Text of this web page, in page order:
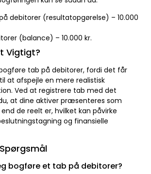
debitorer (resultatopgørelse) – 10.000
(balance) – 10.000 kr.
Vigtigt?
tab på debitorer, fordi det får
at afspejle en mere realistisk
Ved at registrere tab med det
at dine aktiver præsenteres som
de reelt er, hvilket kan påvirke
og finansielle
bogføre et tab på debitorer?